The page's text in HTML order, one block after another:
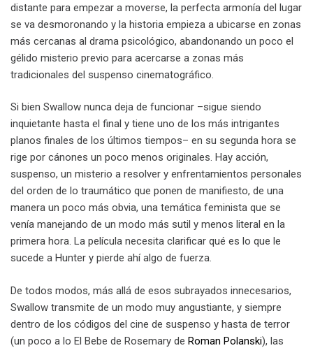
distante para empezar a moverse, la perfecta armonía del lugar
se va desmoronando y la historia empieza a ubicarse en zonas
más cercanas al drama psicológico, abandonando un poco el
gélido misterio previo para acercarse a zonas más
tradicionales del suspenso cinematográfico.
Si bien Swallow nunca deja de funcionar –sigue siendo
inquietante hasta el final y tiene uno de los más intrigantes
planos finales de los últimos tiempos– en su segunda hora se
rige por cánones un poco menos originales. Hay acción,
suspenso, un misterio a resolver y enfrentamientos personales
del orden de lo traumático que ponen de manifiesto, de una
manera un poco más obvia, una temática feminista que se
venía manejando de un modo más sutil y menos literal en la
primera hora. La película necesita clarificar qué es lo que le
sucede a Hunter y pierde ahí algo de fuerza.
De todos modos, más allá de esos subrayados innecesarios,
Swallow transmite de un modo muy angustiante, y siempre
dentro de los códigos del cine de suspenso y hasta de terror
(un poco a lo El Bebe de Rosemary de Roman Polanski), las